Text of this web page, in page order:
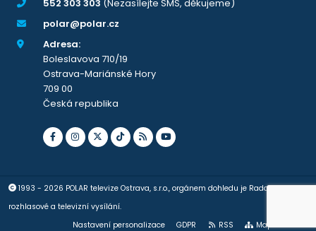
552 303 303 (Nezasílejte SMS, děkujeme)
polar@polar.cz
Adresa:
Boleslavova 710/19
Ostrava-Mariánské Hory
709 00
Česká republika
1993 - 2026 POLAR televize Ostrava, s.r.o., orgánem dohledu je Rada pro
rozhlasové a televizní vysílání.
Nastavení personalizace
GDPR RSS Mapa stránek